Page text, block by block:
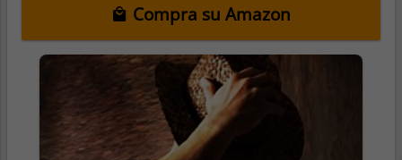
Compra su Amazon